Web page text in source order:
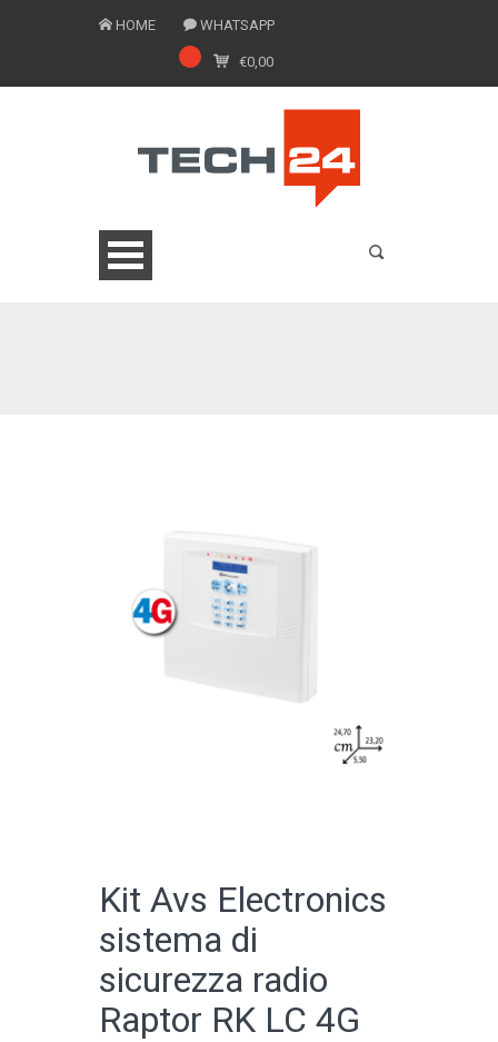
HOME WHATSAPP
€0,00
Kit Avs Electronics
sistema di
sicurezza radio
Raptor RK LC 4G